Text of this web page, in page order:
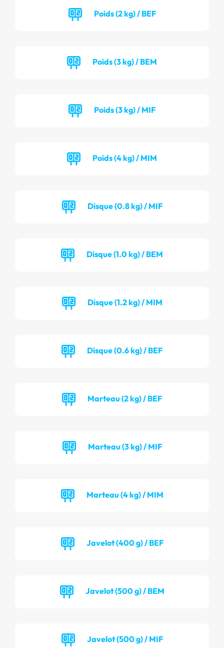
Poids (2 kg) / BEF
Poids (3 kg) / BEM
Poids (3 kg) / MIF
Poids (4 kg) / MIM
Disque (0.8 kg) / MIF
Disque (1.0 kg) / BEM
Disque (1.2 kg) / MIM
Disque (0.6 kg) / BEF
Marteau (2 kg) / BEF
Marteau (3 kg) / MIF
Marteau (4 kg) / MIM
Javelot (400 g) / BEF
Javelot (500 g) / BEM
Javelot (500 g) / MIF